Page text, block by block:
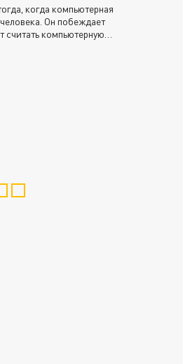
когда компьютерная
Он побеждает
считать компьютерную